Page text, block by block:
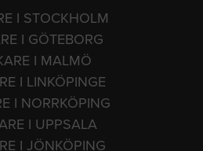
I STOCKHOLM
I GÖTEBORG
I MALMÖ
I LINKÖPINGE
I NORRKÖPING
I UPPSALA
I JÖNKÖPING